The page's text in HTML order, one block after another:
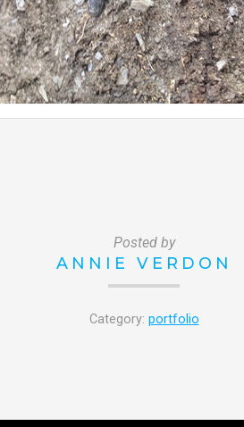
Posted by
ANNIE VERDON
Category: portfolio